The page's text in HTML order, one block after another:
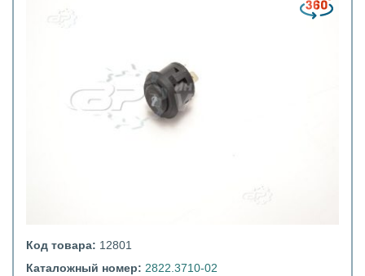
Код товара: 12801
Каталожный номер: 2822.3710-02